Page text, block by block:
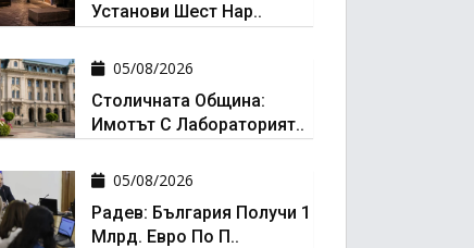
Установи Шест Нар..
05/08/2026
Столичната Община:
Имотът С Лабораторият..
05/08/2026
Радев: България Получи 1
Млрд. Евро По П..